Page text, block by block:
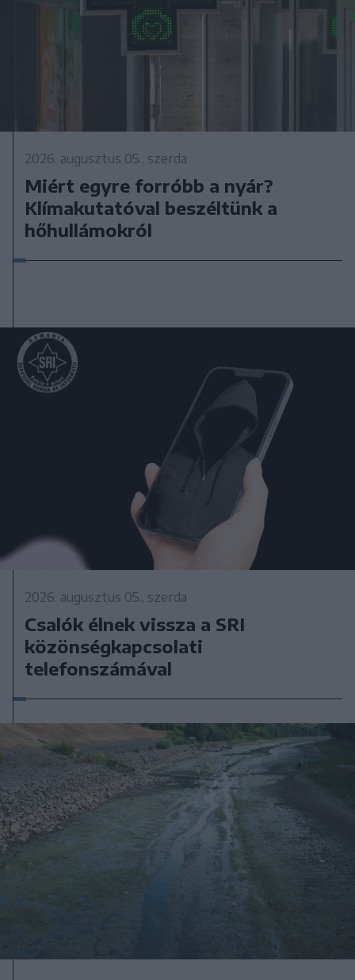
2026. augusztus 05., szerda
Miért egyre forróbb a nyár?
Klímakutatóval beszéltünk a
hőhullámokról
2026. augusztus 05., szerda
Csalók élnek vissza a SRI
közönségkapcsolati
telefonszámával